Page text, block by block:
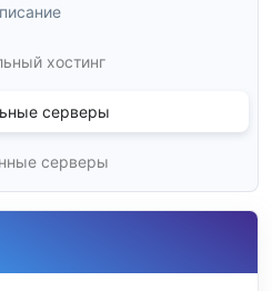
хостинг
серверы
серверы